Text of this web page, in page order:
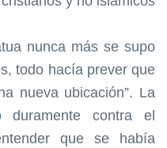
nunca más se supo
todo hacía prever que
nueva ubicación”. La
duramente contra el
que se había